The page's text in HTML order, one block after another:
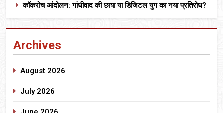
कॉकरोच आंदोलन: गांधीवाद की छाया या डिजिटल युग का नया प्रतिरोध?
Archives
August 2026
July 2026